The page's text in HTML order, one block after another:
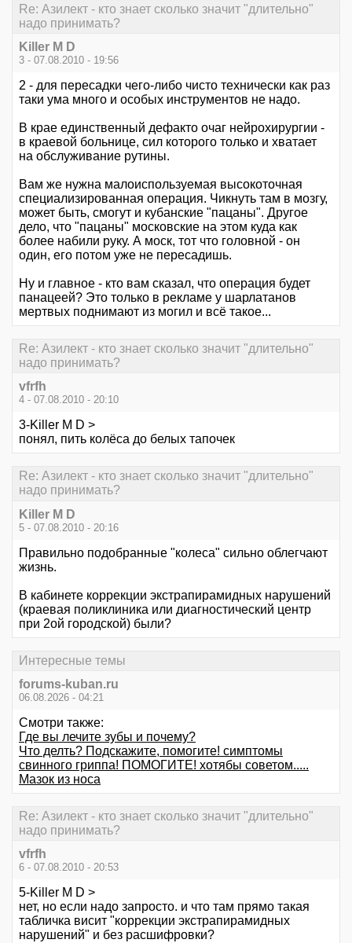
Re: Азилект - кто знает сколько значит "длительно"
надо принимать?
Killer M D
3 - 07.08.2010 - 19:56
2 - для пересадки чего-либо чисто технически как раз
таки ума много и особых инструментов не надо.
В крае единственный дефакто очаг нейрохирургии -
в краевой больнице, сил которого только и хватает
на обслуживание рутины.
Вам же нужна малоиспользуемая высокоточная
специализированная операция. Чикнуть там в мозгу,
может быть, смогут и кубанские "пацаны". Другое
дело, что "пацаны" московские на этом куда как
более набили руку. А моск, тот что головной - он
один, его потом уже не пересадишь.
Ну и главное - кто вам сказал, что операция будет
панацеей? Это только в рекламе у шарлатанов
мертвых поднимают из могил и всё такое...
Re: Азилект - кто знает сколько значит "длительно"
надо принимать?
vfrfh
4 - 07.08.2010 - 20:10
3-Killer M D >
понял, пить колёса до белых тапочек
Re: Азилект - кто знает сколько значит "длительно"
надо принимать?
Killer M D
5 - 07.08.2010 - 20:16
Правильно подобранные "колеса" сильно облегчают
жизнь.
В кабинете коррекции экстрапирамидных нарушений
(краевая поликлиника или диагностический центр
при 2ой городской) были?
Интересные темы
forums-kuban.ru
06.08.2026 - 04:21
Смотри также:
Где вы лечите зубы и почему?
Что делть? Подскажите, помогите! симптомы
свинного гриппа! ПОМОГИТЕ! хотябы советом.....
Мазок из носа
Re: Азилект - кто знает сколько значит "длительно"
надо принимать?
vfrfh
6 - 07.08.2010 - 20:53
5-Killer M D >
нет, но если надо запросто. и что там прямо такая
табличка висит "коррекции экстрапирамидных
нарушений" и без расшифровки?